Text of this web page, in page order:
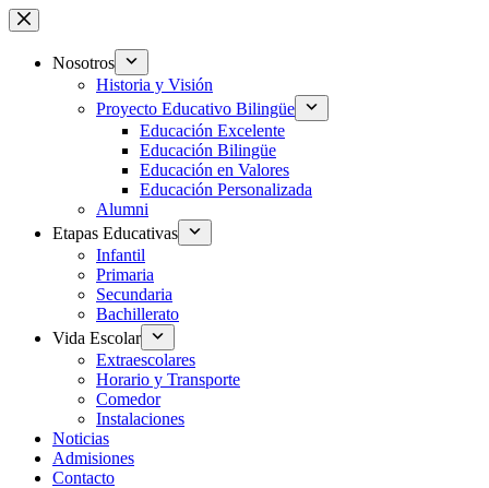
Saltar
al
contenidoNosotros
Historia y Visión
Proyecto Educativo Bilingüe
Educación Excelente
Educación Bilingüe
Educación en Valores
Educación Personalizada
Alumni
Etapas Educativas
Infantil
Primaria
Secundaria
Bachillerato
Vida Escolar
Extraescolares
Horario y Transporte
Comedor
Instalaciones
Noticias
Admisiones
Contacto